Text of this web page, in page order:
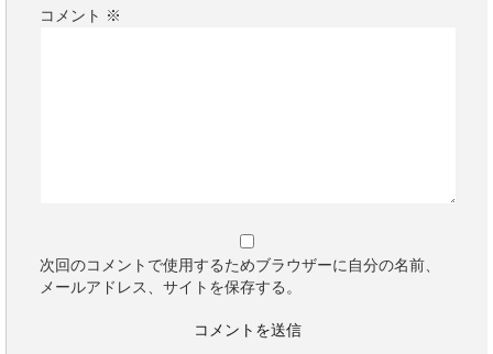
コメント ※
次回のコメントで使用するためブラウザーに自分の名前、
メールアドレス、サイトを保存する。